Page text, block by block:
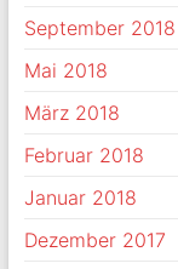
September 2018
Mai 2018
März 2018
Februar 2018
Januar 2018
Dezember 2017